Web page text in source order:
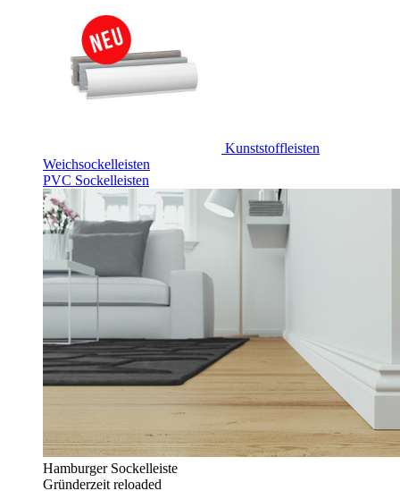
Kunststoffleisten
Weichsockelleisten
PVC Sockelleisten
Hamburger Sockelleiste
Gründerzeit reloaded